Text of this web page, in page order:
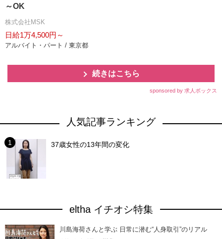
～OK
株式会社MSK
日給1万4,500円～
アルバイト・パート / 東京都
続きはこちら
sponsored by 求人ボックス
人気記事ランキング
37歳女性の13年間の変化
eltha イチオシ特集
川島海荷さんと学ぶ 日常に潜む“人身取引”のリアル